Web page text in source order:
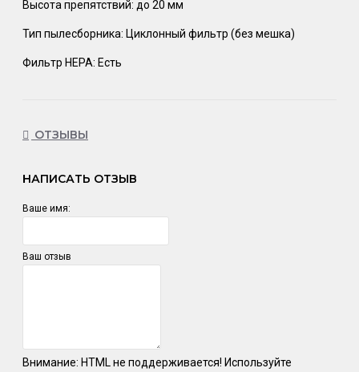
Высота препятствий: до 20 мм
Тип пылесборника: Циклонный фильтр (без мешка)
Фильтр НЕРА: Есть
ОТЗЫВЫ
НАПИСАТЬ ОТЗЫВ
Ваше имя:
Ваш отзыв
Внимание: HTML не поддерживается! Используйте